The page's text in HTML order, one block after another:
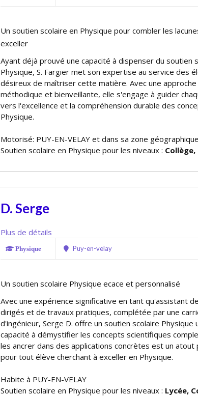
Un soutien scolaire en Physique pour combler les
exceller
Ayant déjà prouvé une capacité à dispenser du soutien
Physique, S. Fargier met son expertise au service des
désireux de maîtriser cette matière. Avec une approche
méthodique et bienveillante, elle s'engage à guider
vers l'excellence et la compréhension durable des
Physique.
Motorisé: PUY-EN-VELAY et dans sa zone géographique
Soutien scolaire en Physique pour les niveaux :
D. Serge
Plus de détails
Physique Puy-en-velay
Un soutien scolaire Physique efficace et personnalisé
Avec une expérience significative en tant qu'assistant
dirigés et de travaux pratiques, complétée par une
d'ingénieur, Serge D. offre un soutien scolaire Physique
capacité à démystifier les concepts scientifiques
les ancrer dans des applications concrètes est un atout
pour tout élève cherchant à exceller en Physique.
Habite à PUY-EN-VELAY
Soutien scolaire en Physique pour les niveaux : Lycée,